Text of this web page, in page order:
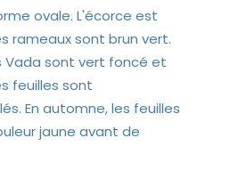
ovale. L'écorce est
rameaux sont brun vert.
Vada sont vert foncé et
feuilles sont
En automne, les feuilles
jaune avant de